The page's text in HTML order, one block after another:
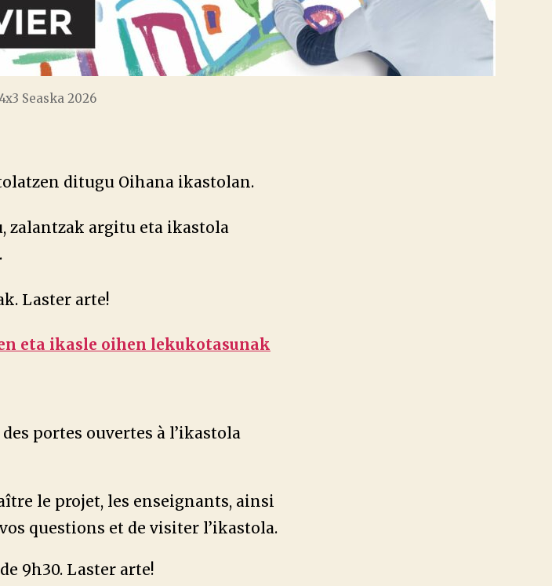
Seaska 2026
ditugu Oihana ikastolan.
zalantzak argitu eta ikastola
Laster arte!
eta ikasle oihen lekukotasunak
portes ouvertes à l’ikastola
le projet, les enseignants, ainsi
questions et de visiter l’ikastola.
9h30. Laster arte!